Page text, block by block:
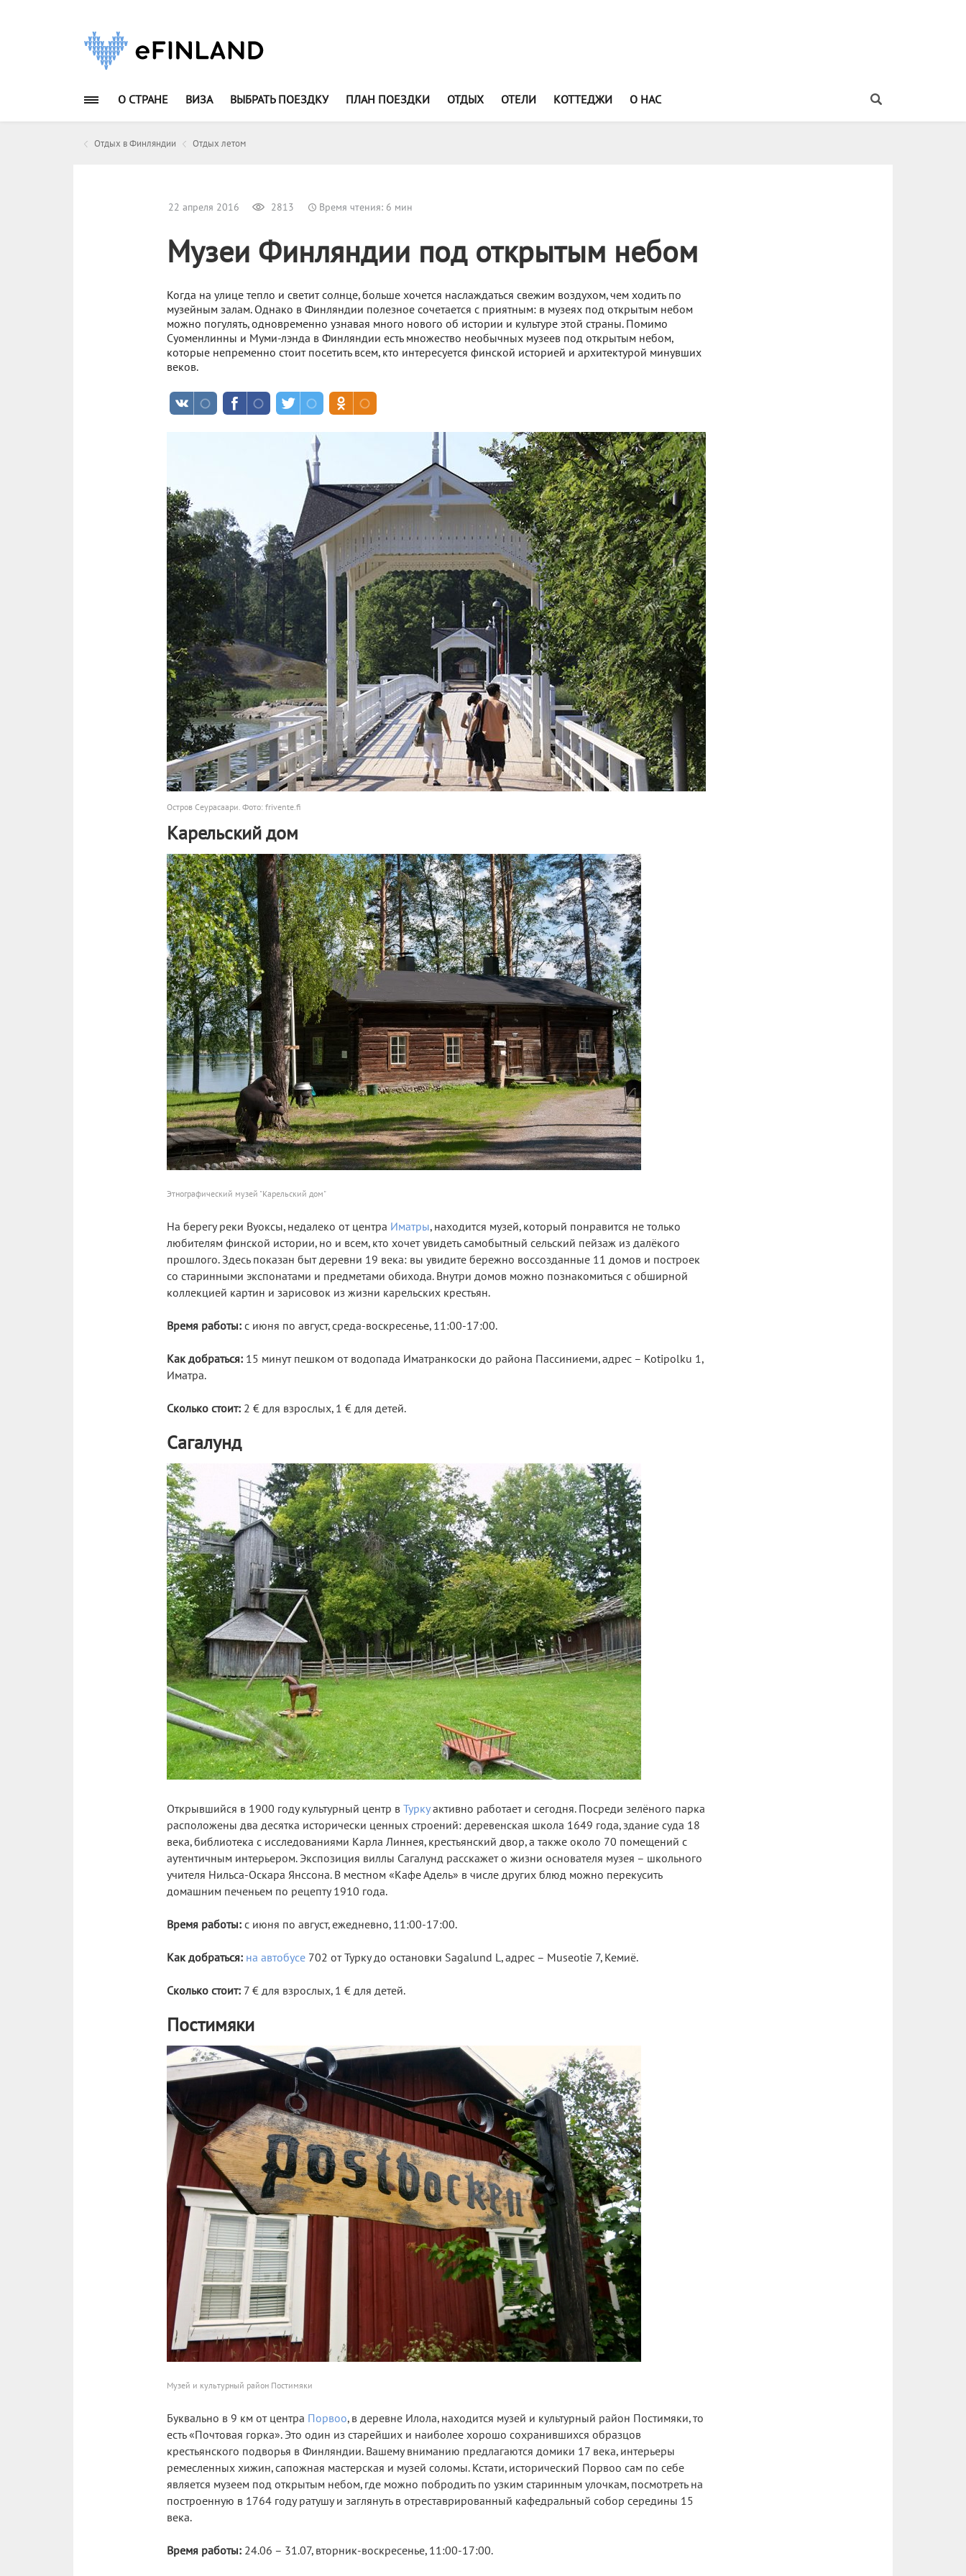
О СТРАНЕ ВИЗА ВЫБРАТЬ ПОЕЗДКУ ПЛАН ПОЕЗДКИ ОТДЫХ ОТЕЛИ КОТТЕДЖИ О НАС
Отдых в Финляндии Отдых летом
22 апреля 2016 2813 Время чтения: 6 мин
Музеи Финляндии под открытым небом
Когда на улице тепло и светит солнце, больше хочется наслаждаться свежим воздухом, чем ходить по
музейным залам. Однако в Финляндии полезное сочетается с приятным: в музеях под открытым небом
можно погулять, одновременно узнавая много нового об истории и культуре этой страны. Помимо
Суоменлинны и Муми-лэнда в Финляндии есть множество необычных музеев под открытым небом,
которые непременно стоит посетить всем, кто интересуется финской историей и архитектурой минувших
веков.
Остров Сеурасаари. Фото: frivente.fi
Карельский дом
Этнографический музей "Карельский дом"
На берегу реки Вуоксы, недалеко от центра Иматры, находится музей, который понравится не только
любителям финской истории, но и всем, кто хочет увидеть самобытный сельский пейзаж из далёкого
прошлого. Здесь показан быт деревни 19 века: вы увидите бережно воссозданные 11 домов и построек
со старинными экспонатами и предметами обихода. Внутри домов можно познакомиться с обширной
коллекцией картин и зарисовок из жизни карельских крестьян.
Время работы: с июня по август, среда-воскресенье, 11:00-17:00.
Как добраться: 15 минут пешком от водопада Иматранкоски до района Пассиниеми, адрес – Kotipolku 1,
Иматра.
Сколько стоит: 2 € для взрослых, 1 € для детей.
Сагалунд
Открывшийся в 1900 году культурный центр в Туркуактивно работает и сегодня. Посреди зелёного парка
расположены два десятка исторически ценных строений: деревенская школа 1649 года, здание суда 18
века, библиотека с исследованиями Карла Линнея, крестьянский двор, а также около 70 помещений с
аутентичным интерьером. Экспозиция виллы Сагалунд расскажет о жизни основателя музея – школьного
учителя Нильса-Оскара Янссона. В местном «Кафе Адель» в числе других блюд можно перекусить
домашним печеньем по рецепту 1910 года.
Время работы: с июня по август, ежедневно, 11:00-17:00.
Как добраться: на автобусе 702 от Турку до остановки Sagalund L, адрес – Museotie 7, Кемиё.
Сколько стоит: 7 € для взрослых, 1 € для детей.
Постимяки
Музей и культурный район Постимяки
Буквально в 9 км от центра Порвоо, в деревне Илола, находится музей и культурный район Постимяки, то
есть «Почтовая горка». Это один из старейших и наиболее хорошо сохранившихся образцов
крестьянского подворья в Финляндии. Вашему вниманию предлагаются домики 17 века, интерьеры
ремесленных хижин, сапожная мастерская и музей соломы. Кстати, исторический Порвоо сам по себе
является музеем под открытым небом, где можно побродить по узким старинным улочкам, посмотреть на
построенную в 1764 году ратушу и заглянуть в отреставрированный кафедральный собор середины 15
века.
Время работы: 24.06 – 31.07, вторник-воскресенье, 11:00-17:00.